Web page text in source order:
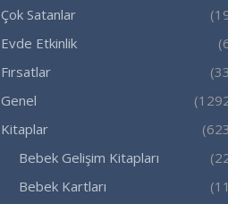
Çok Satanlar
Evde Etkinlik
Fırsatlar
Genel
Kitaplar
Bebek Gelişim Kitapları
Bebek Kartları